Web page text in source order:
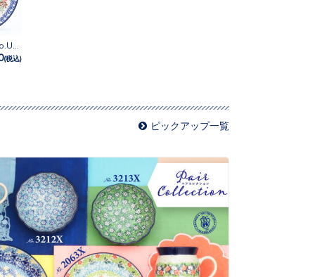
(税込)
ピックアップ一覧